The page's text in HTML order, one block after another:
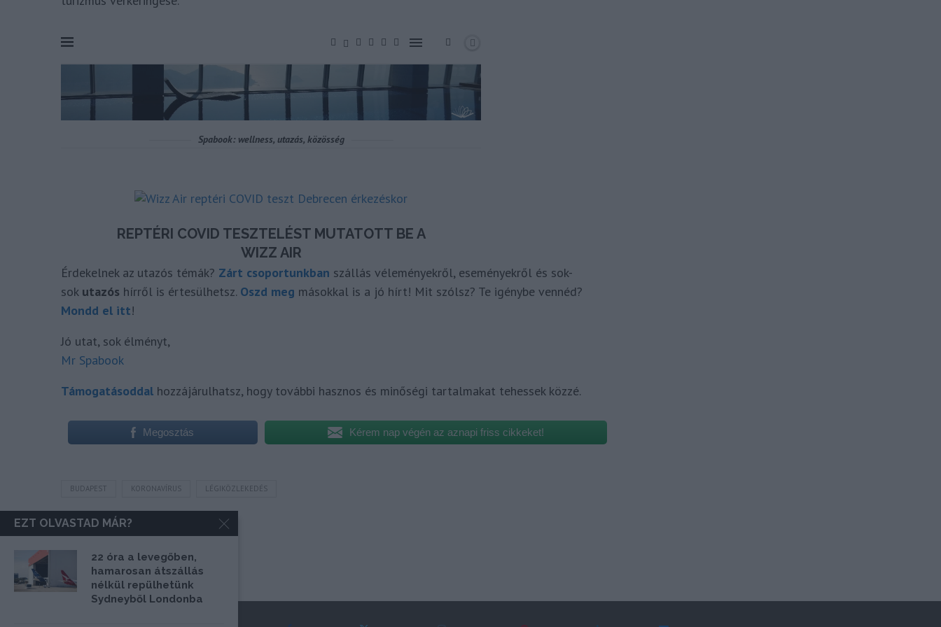
Érdekelnek az utazós témák? Zárt csoportunkban szállás véleményekről, eseményekről és sok-
sok utazós hírről is értesülhetsz. Oszd meg másokkal is a jó hírt! Mit szólsz? Te igénybe vennéd?
Mondd el itt!
Jó utat, sok élményt,
Mr Spabook
Támogatásoddal hozzájárulhatsz, hogy további hasznos és minőségi tartalmakat tehessek közzé.
Megosztás Kérem nap végén az aznapi friss cikkeket!
BUDAPEST KORONAVÍRUS LÉGIKÖZLEKEDÉS
EZT OLVASTAD MÁR?
22 óra a levegőben,
hamarosan átszállás
nélkül repülhetünk
Sydneyből Londonba